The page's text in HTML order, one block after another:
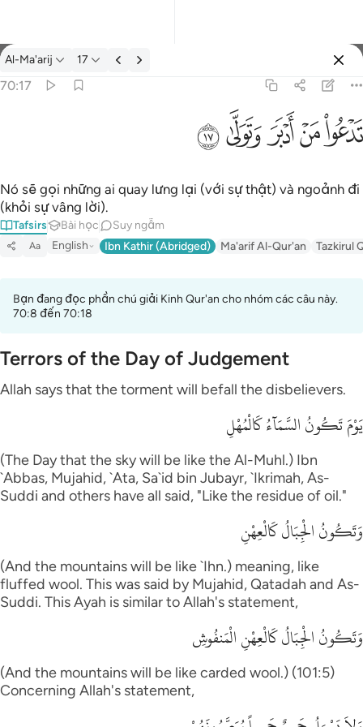
Tafsir: Al-Ma'arij 70:17
Al-Ma'arij 17
70:17
ﱢﱣﱤﱥﱦ
Nó sẽ gọi những ai quay lưng lại (với sự thật) và ngoảnh đi
(khỏi sự vâng lời).
Tafsirs Bài học Suy ngẫm
Aa English Ibn Kathir (Abridged) Ma'arif Al-Qur'an Tazkirul
Bạn đang đọc phần chú giải Kinh Qur'an cho nhóm các câu này.
70:8 đến 70:18
Terrors of the Day of Judgement
Allah says that the torment will befall the disbelievers.
يَوْمَ تَكُونُ السَّمَآءُ كَالْمُهْلِ
(The Day that the sky will be like the Al-Muhl.) Ibn
`Abbas, Mujahid, `Ata, Sa`id bin Jubayr, `Ikrimah, As-
Suddi and others have all said, "Like the residue of oil."
وَتَكُونُ الْجِبَالُ كَالْعِهْنِ
(And the mountains will be like `Ihn.) meaning, like
fluffed wool. This was said by Mujahid, Qatadah and As-
Suddi. This Ayah is similar to Allah's statement,
وَتَكُونُ الْجِبَالُ كَالْعِهْنِ الْمَنفُوشِ
(And the mountains will be like carded wool.) (101:5)
Concerning Allah's statement,